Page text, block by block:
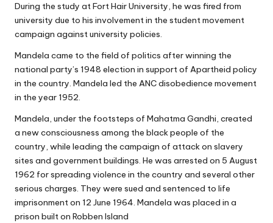
During the study at Fort Hair University, he was fired from
university due to his involvement in the student movement
campaign against university policies.
Mandela came to the field of politics after winning the
national party’s 1948 election in support of Apartheid policy
in the country. Mandela led the ANC disobedience movement
in the year 1952.
Mandela, under the footsteps of Mahatma Gandhi, created
a new consciousness among the black people of the
country, while leading the campaign of attack on slavery
sites and government buildings. He was arrested on 5 August
1962 for spreading violence in the country and several other
serious charges. They were sued and sentenced to life
imprisonment on 12 June 1964. Mandela was placed in a
prison built on Robben Island